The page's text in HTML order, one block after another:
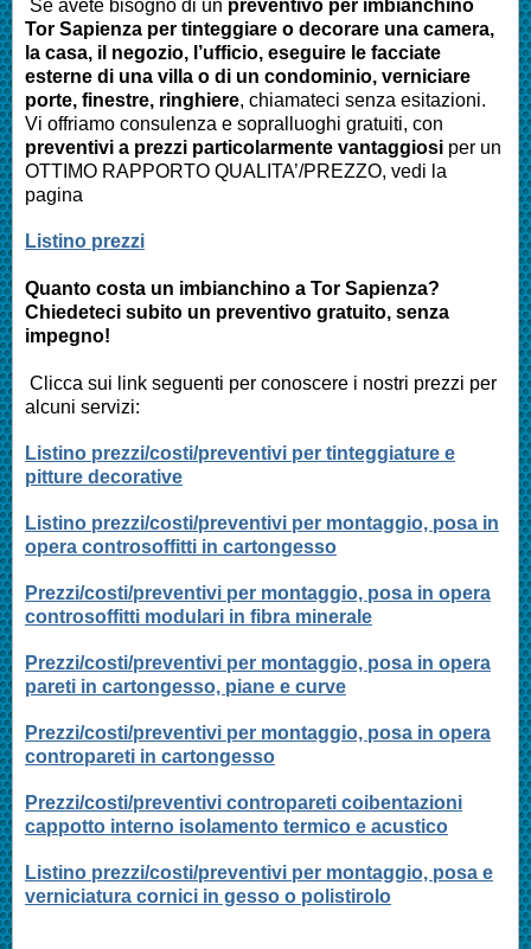
Se avete bisogno di un preventivo per imbianchino
Tor Sapienza per tinteggiare o decorare una camera,
la casa, il negozio, l’ufficio, eseguire le facciate
esterne di una villa o di un condominio, verniciare
porte, finestre, ringhiere, chiamateci senza esitazioni.
Vi offriamo consulenza e sopralluoghi gratuiti, con
preventivi a prezzi particolarmente vantaggiosi per un
OTTIMO RAPPORTO QUALITA’/PREZZO, vedi la
pagina
Listino prezzi
Quanto costa un imbianchino a Tor Sapienza?
Chiedeteci subito un preventivo gratuito, senza
impegno!
Clicca sui link seguenti per conoscere i nostri prezzi per
alcuni servizi:
Listino prezzi/costi/preventivi per tinteggiature e
pitture decorative
Listino prezzi/costi/preventivi per montaggio, posa in
opera controsoffitti in cartongesso
Prezzi/costi/preventivi per montaggio, posa in opera
controsoffitti modulari in fibra minerale
Prezzi/costi/preventivi per montaggio, posa in opera
pareti in cartongesso, piane e curve
Prezzi/costi/preventivi per montaggio, posa in opera
contropareti in cartongesso
Prezzi/costi/preventivi contropareti coibentazioni
cappotto interno isolamento termico e acustico
Listino prezzi/costi/preventivi per montaggio, posa e
verniciatura cornici in gesso o polistirolo